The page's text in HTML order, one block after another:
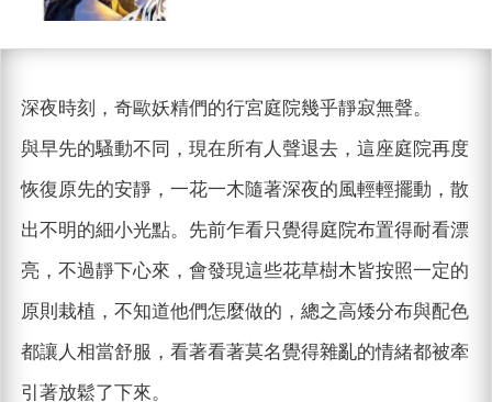
深夜時刻，奇歐妖精們的行宮庭院幾乎靜寂無聲。
與早先的騷動不同，現在所有人聲退去，這座庭院再度
恢復原先的安靜，一花一木隨著深夜的風輕輕擺動，散
出不明的細小光點。先前乍看只覺得庭院布置得耐看漂
亮，不過靜下心來，會發現這些花草樹木皆按照一定的
原則栽植，不知道他們怎麼做的，總之高矮分布與配色
都讓人相當舒服，看著看著莫名覺得雜亂的情緒都被牽
引著放鬆了下來。